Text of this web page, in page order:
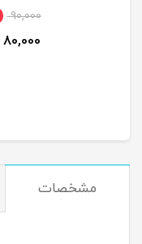
90,000
80,000
مشخصات